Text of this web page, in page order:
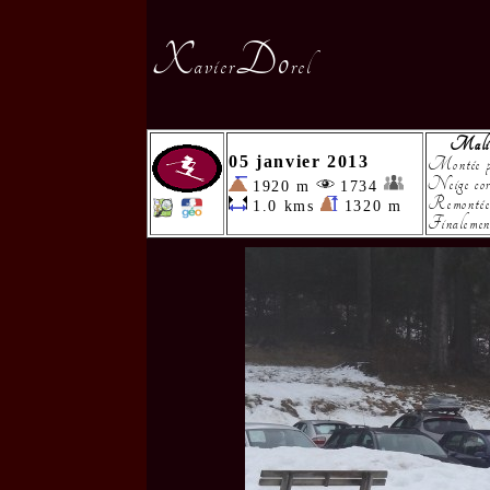
XavierDorel
05 janvier 2013
1920 m
1734
1.0 kms
1320 m
Montée
Neige